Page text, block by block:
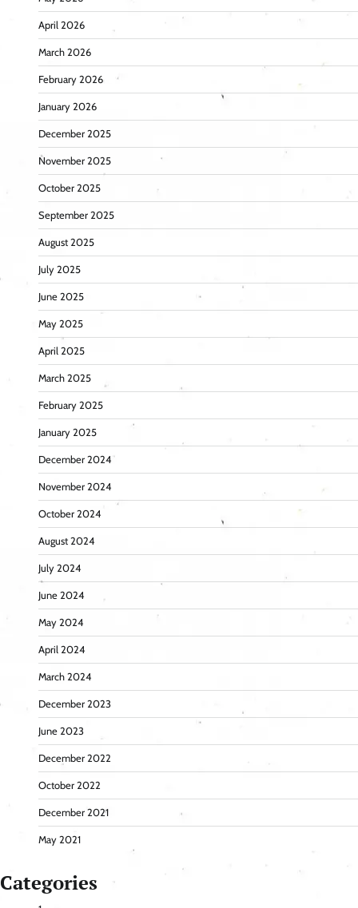
April 2026
March 2026
February 2026
January 2026
December 2025
November 2025
October 2025
September 2025
August 2025
July 2025
June 2025
May 2025
April 2025
March 2025
February 2025
January 2025
December 2024
November 2024
October 2024
August 2024
July 2024
June 2024
May 2024
April 2024
March 2024
December 2023
June 2023
December 2022
October 2022
December 2021
May 2021
Categories